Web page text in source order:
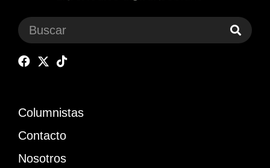
Columnistas
Contacto
Nosotros